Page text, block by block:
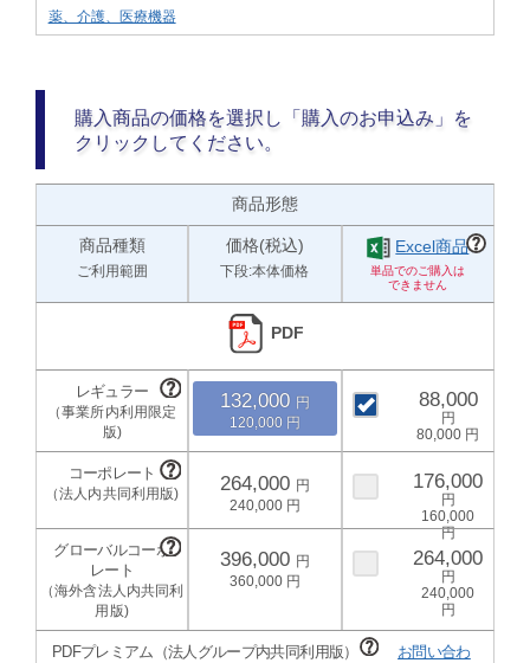
薬、介護、医療機器
購入商品の価格を選択し「購入のお申込み」を
クリックしてください。
商品形態
商品種類
ご利用範囲
価格(税込)
下段:本体価格
Excel商品
PDF
132,000
120,000
88,000
80,000
264,000
240,000
176,000
160,000
396,000
360,000
264,000
240,000
PDFプレミアム（法人グループ内共同利用版）
お問い合わ